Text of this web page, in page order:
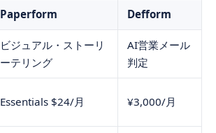
Paperform Defform
ビジュアル・ストーリ
ーテリング
AI営業メール
判定
Essentials $24/月 ¥3,000/月